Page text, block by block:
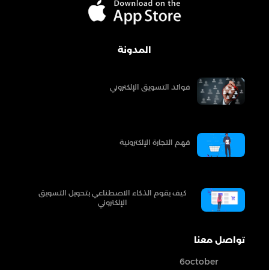
المدونة
فوائد التسويق الإلكتروني
فهم التجارة الإلكترونية
كيف يقوم الذكاء الاصطناعي بتحويل التسويق
الإلكتروني
تواصل معنا
6october